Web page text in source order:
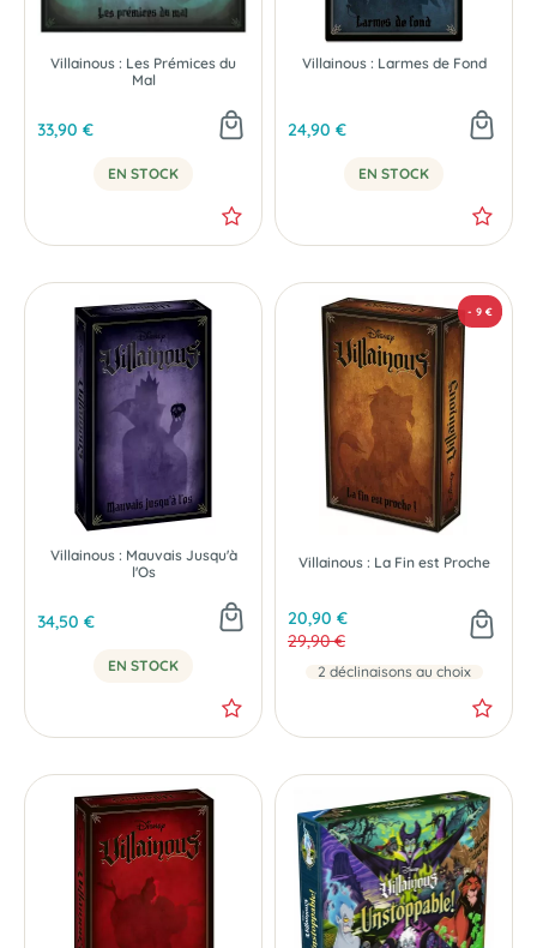
Villainous : Les Prémices du
Mal
33,90 €
EN STOCK
Villainous : Larmes de Fond
24,90 €
EN STOCK
Villainous : Mauvais Jusqu'à
l'Os
34,50 €
EN STOCK
Villainous : La Fin est Proche
20,90 €
29,90 €
2 déclinaisons au choix